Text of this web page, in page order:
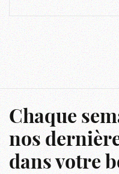
Chaque
nos
dans votre